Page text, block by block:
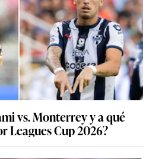
vs. Monterrey y a qué
Leagues Cup 2026?